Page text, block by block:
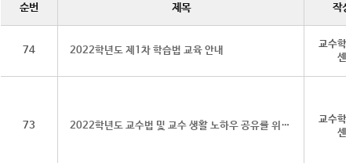
순번 제목 작
74 2022학년도 제1차 학습법 교육 안내
교수
73 2022학년도 교수법 및 교수 생활 노하우 공유를 위한 라떼 공모전
교수